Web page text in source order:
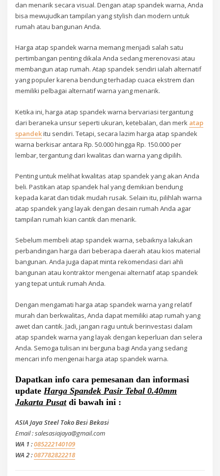
dan menarik secara visual. Dengan atap spandek warna, Anda
bisa mewujudkan tampilan yang stylish dan modern untuk
rumah atau bangunan Anda.
Harga atap spandek warna memang menjadi salah satu
pertimbangan penting dikala Anda sedang merenovasi atau
membangun atap rumah. Atap spandek sendiri ialah alternatif
yang populer karena bendung terhadap cuaca ekstrem dan
memiliki pelbagai alternatif warna yang menarik.
Ketika ini, harga atap spandek warna bervariasi tergantung
dari beraneka unsur seperti ukuran, ketebalan, dan merk atap
spandekitu sendiri. Tetapi, secara lazim harga atap spandek
warna berkisar antara Rp. 50.000 hingga Rp. 150.000 per
lembar, tergantung dari kwalitas dan warna yang dipilih.
Penting untuk melihat kwalitas atap spandek yang akan Anda
beli. Pastikan atap spandek hal yang demikian bendung
kepada karat dan tidak mudah rusak. Selain itu, pilihlah warna
atap spandek yang layak dengan desain rumah Anda agar
tampilan rumah kian cantik dan menarik.
Sebelum membeli atap spandek warna, sebaiknya lakukan
perbandingan harga dari beberapa daerah atau kios material
bangunan. Anda juga dapat minta rekomendasi dari ahli
bangunan atau kontraktor mengenai alternatif atap spandek
yang tepat untuk rumah Anda.
Dengan mengamati harga atap spandek warna yang relatif
murah dan berkwalitas, Anda dapat memiliki atap rumah yang
awet dan cantik. Jadi, jangan ragu untuk berinvestasi dalam
atap spandek warna yang layak dengan keperluan dan selera
Anda. Semoga tulisan ini berguna bagi Anda yang sedang
mencari info mengenai harga atap spandek warna.
Dapatkan info cara pemesanan dan informasi
update Harga Spandek Pasir Tebal 0.40mm
Jakarta Pusatdi bawah ini :
ASIA Jaya Steel Toko Besi Bekasi
Email : salesasiajaya@gmail.com
WA 1 :085222140109
WA 2 :087782822218